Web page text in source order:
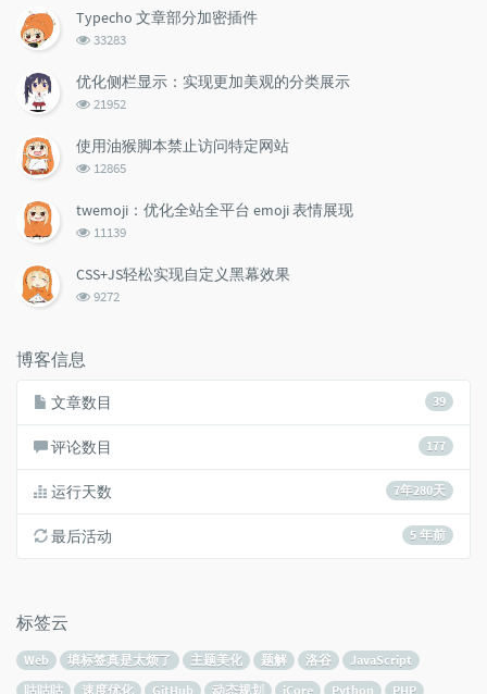
Typecho 文章部分加密插件
浏
次
数:
33283
优化侧栏显示：实现更加美观的分类展示
浏
次
数:
21952
使用油猴脚本禁止访问特定网站
浏
次
12865
twemoji：优化全站全平台 emoji 表情展现
浏
次
11139
CSS+JS轻松实现自定义黑幕效果
浏
9272
博客信息
39
文章数目
177
评论数目
7年280天
运行天数
5 年前
最后活动
标签云
Web 填标签真是太烦了 主题美化 题解 洛谷
JavaScript
咕咕咕
速度优化 GitHub 动态规划 iCore Python PHP